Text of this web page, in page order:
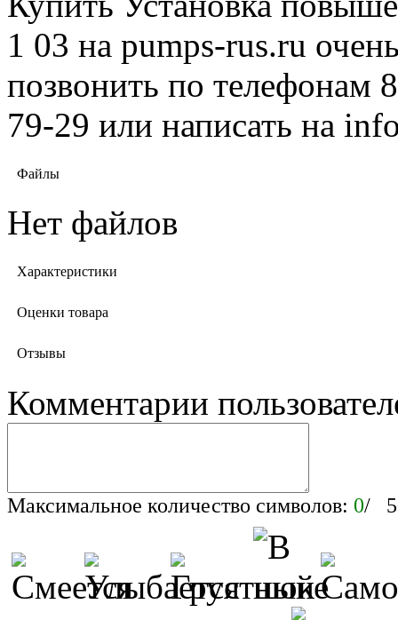
1 03 на pumps-rus.ru
позвонить по телефонам
79-29 или написать на
Файлы
Нет файлов
Характеристики
Оценки товара
Отзывы
Комментарии
Максимальное количество символов: 0/